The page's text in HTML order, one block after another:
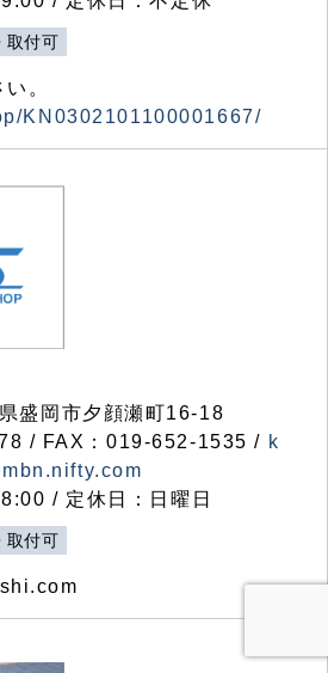
取付可
。
KN0302101100001667/
盛岡市夕顔瀬町16-18
/ FAX：019-652-1535 / k
/ 定休日：日曜日
取付可